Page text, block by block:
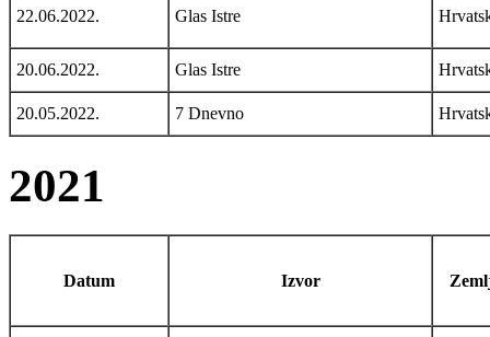
22.06.2022. Glas Istre
20.06.2022. Glas Istre
20.05.2022. 7 Dnevno
2021
Datum Izvor